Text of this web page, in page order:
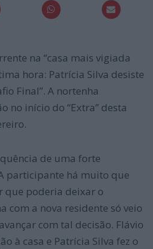
na “casa mais vigiada
hora: Patrícia Silva desiste
Final”. A nortenha
no início do “Extra” desta
de uma forte
participante há muito que
que poderia deixar o
com a nova residente só veio
com tal decisão. Flávio
à casa e Patrícia Silva fez o